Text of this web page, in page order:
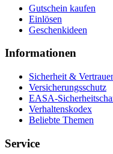
Gutschein kaufen
Einlösen
Geschenkideen
Informationen
Sicherheit &
Versicherungsschutz
EASA-
Verhaltenskodex
Beliebte Themen
Service